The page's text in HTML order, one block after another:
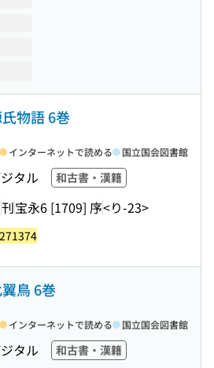
物語 6巻
タル 和古書・漢籍
刊宝永6 [1709] 序<り-23>
インターネットで読める 国立国会図書館
鳥 6巻
タル 和古書・漢籍
インターネットで読める 国立国会図書館